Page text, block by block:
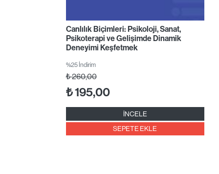
Canlılık Biçimleri: Psikoloji, Sanat,
Psikoterapi ve Gelişimde Dinamik
Deneyimi Keşfetmek
%25 İndirim
₺260,00
₺195,00
İNCELE
SEPETE EKLE